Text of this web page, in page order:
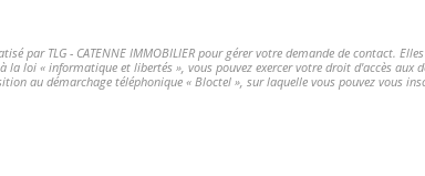
par TLG - CATENNE IMMOBILIER pour gérer votre demande de contact.
loi « informatique et libertés », vous pouvez exercer votre droit d'accès aux
au démarchage téléphonique « Bloctel », sur laquelle vous pouvez vous